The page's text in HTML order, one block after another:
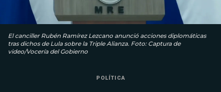
El canciller Rubén Ramírez Lezcano anunció acciones diplomáticas
tras dichos de Lula sobre la Triple Alianza. Foto: Captura de
video/Vocería del Gobierno
POLÍTICA